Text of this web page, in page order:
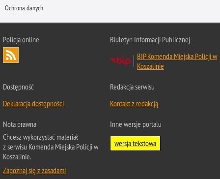
Ochrona danych
Policja online
Biuletyn Informacji Publicznej
BIP Komenda Miejska Policji w
Koszalinie
Dostępność
Deklaracja dostępności
Redakcja serwisu
Kontakt z redakcją
Nota prawna
Chcesz wykorzystać materiał
z serwisu Komenda Miejska Policji w
Koszalinie.
Zapoznaj się z zasadami
Inne wersje portalu
wersja tekstowa